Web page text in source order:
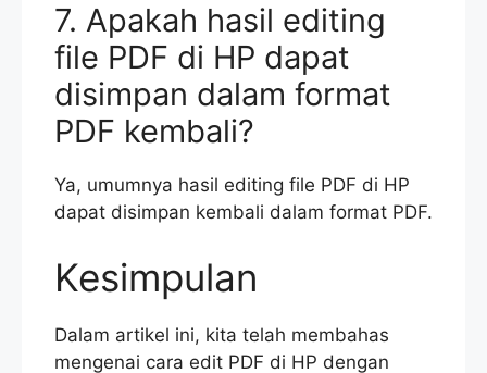
7. Apakah hasil editing
file PDF di HP dapat
disimpan dalam format
PDF kembali?
Ya, umumnya hasil editing file PDF di HP
dapat disimpan kembali dalam format PDF.
Kesimpulan
Dalam artikel ini, kita telah membahas
mengenai cara edit PDF di HP dengan